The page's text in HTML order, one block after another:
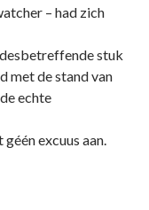
– had zich
stuk
met de stand van
echte
excuus aan.